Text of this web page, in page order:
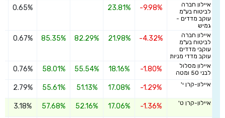
איילון חברה
לביטוח בע"מ
עוקב מדדים -
גמיש
-9.98%
23.81%
0.65%
איילון חברה
לביטוח בע"מ
עוקבי מדדים
עוקב מדדי מניות
-4.32%
21.98%
82.29%
85.35%
0.67%
איילון מסלול
לבני 50 ומטה
-1.80%
18.16%
55.54%
58.01%
0.76%
איילון-קרן י' -1.29%
17.08%
51.13%
55.61%
2.79%
איילון-קרן ט' -1.36%
17.06%
52.16%
57.68%
3.18%